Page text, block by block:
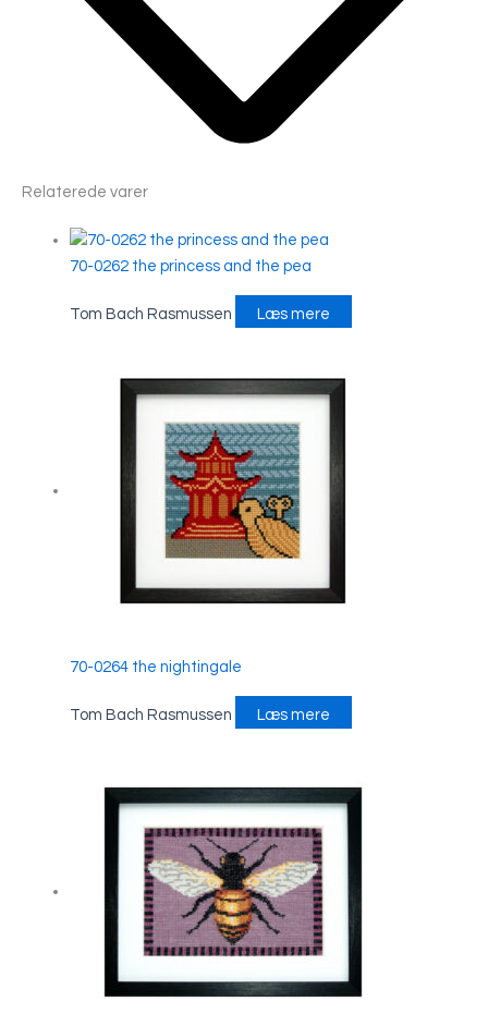
Relaterede varer
70-0262 the princess and the pea
Tom Bach Rasmussen Læs mere
70-0264 the nightingale
Tom Bach Rasmussen Læs mere